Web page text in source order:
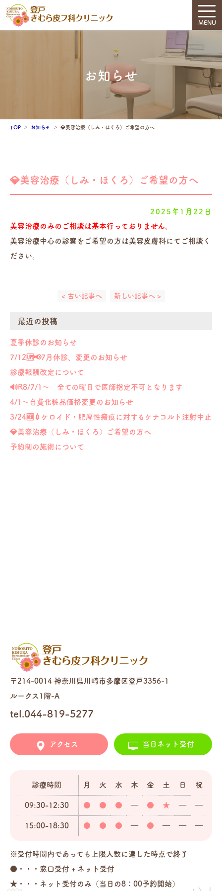
MENU
お知らせ
TOP お知らせ 💎美容治療（しみ・ほくろ）ご希望の方へ
💎美容治療（しみ・ほくろ）ご希望の方へ
2025年1月22日
美容治療のみのご相談は基本行っておりません。
美容治療中心の診察をご希望の方は美容皮膚科にてご相談く
ださい。
< 古い記事へ 新しい記事へ >
最近の投稿
夏季休診のお知らせ
7/12🆙📢7月休診、変更のお知らせ
診療報酬改定について
🔊R8/7/1～ 全ての曜日で医師指定不可となります
4/1～自費化粧品価格変更のお知らせ
3/24🆕💉ケロイド・肥厚性瘢痕に対するケナコルト注射中止
💎美容治療（しみ・ほくろ）ご希望の方へ
予約制の施術について
〒214-0014 神奈川県川崎市多摩区登戸3356-1
ルークス1階-A
tel.044-819-5277
アクセス 当日ネット受付
診療時間 月 火 水 木 金 土 日 祝
09:30-12:30 ● ● ● ― ● ★ ― ―
15:00-18:30 ● ● ● ― ● ― ― ―
※受付時間内であっても上限人数に達した時点で終了
●・・・窓口受付 + ネット受付
★・・・ネット受付のみ（当日の8：00予約開始）